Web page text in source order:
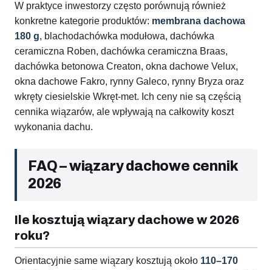
W praktyce inwestorzy często porównują również
konkretne kategorie produktów: membrana dachowa
180 g, blachodachówka modułowa, dachówka
ceramiczna Roben, dachówka ceramiczna Braas,
dachówka betonowa Creaton, okna dachowe Velux,
okna dachowe Fakro, rynny Galeco, rynny Bryza oraz
wkręty ciesielskie Wkręt-met. Ich ceny nie są częścią
cennika wiązarów, ale wpływają na całkowity koszt
wykonania dachu.
FAQ – wiązary dachowe cennik
2026
Ile kosztują wiązary dachowe w 2026
roku?
Orientacyjnie same wiązary kosztują około 110–170